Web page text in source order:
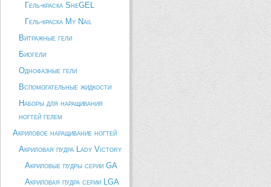
Гель-краска SheGEL
Гель-краска My Nail
Витражные гели
Биогели
Однофазные гели
Вспомогательные жидкости
Наборы для наращивания
ногтей гелем
Акриловое наращивание ногтей
Акриловая пудра Lady Victory
Акриловые пудры серии GA
Акриловая пудра серии LGA